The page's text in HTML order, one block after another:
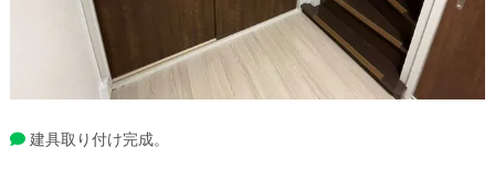
建具取り付け完成。